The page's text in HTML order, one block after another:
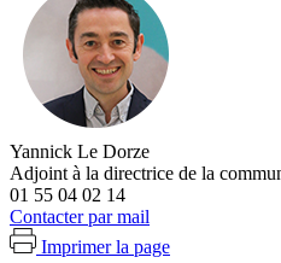
Yannick Le Dorze
Adjoint à la directrice de la
01 55 04 02 14
Contacter par mail
Imprimer la page